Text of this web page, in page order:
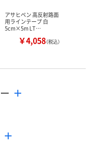
カゴへ
アサヒペン 高反射路面
用ラインテープ 白
5cm×5m LT…
￥4,058（税込）